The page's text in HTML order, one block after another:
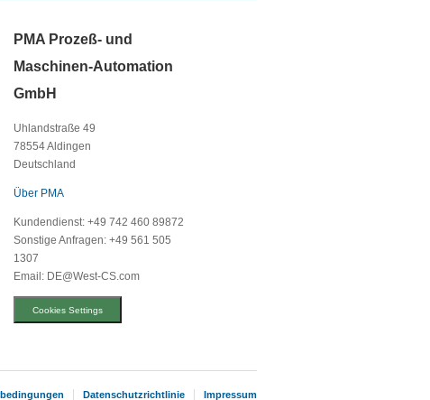
PMA Prozeß- und
Maschinen-Automation
GmbH
Uhlandstraße 49
78554 Aldingen
Deutschland
Über PMA
Kundendienst: +49 742 460 89872
Sonstige Anfragen: +49 561 505
1307
Email: DE@West-CS.com
Cookies Settings
Datenschutzrichtlinie Impressum